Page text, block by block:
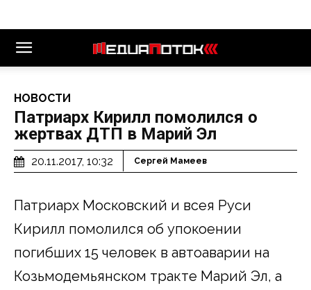
НОВОСТИ
Патриарх Кирилл помолился о
жертвах ДТП в Марий Эл
20.11.2017, 10:32 Сергей Мамеев
Патриарх Московский и всея Руси
Кирилл помолился об упокоении
погибших 15 человек в автоаварии на
Козьмодемьянском тракте Марий Эл, а